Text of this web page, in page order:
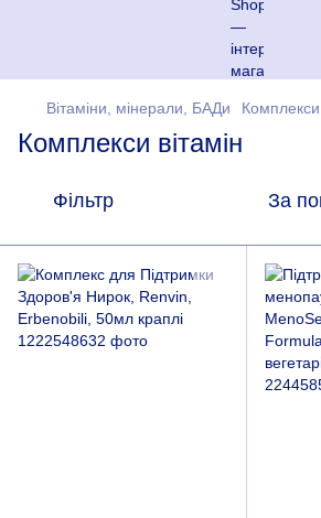
Вітаміни, мінерали, БАДи Комплекси
Комплекси вітамін
Фільтр За